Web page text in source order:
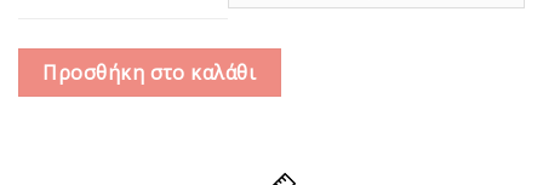
Προσθήκη στο καλάθι